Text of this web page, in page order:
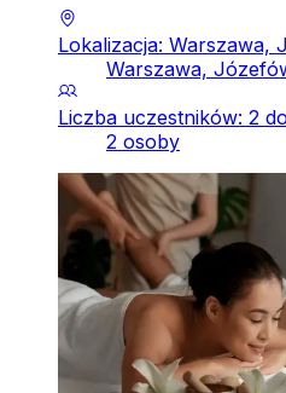
Lokalizacja: Warszawa,
Warszawa,
Liczba uczestników: 2
2 osoby